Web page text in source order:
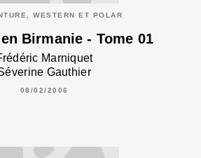
WESTERN ET POLAR
Birmanie - Tome 01
Marniquet
Gauthier
08/02/2006